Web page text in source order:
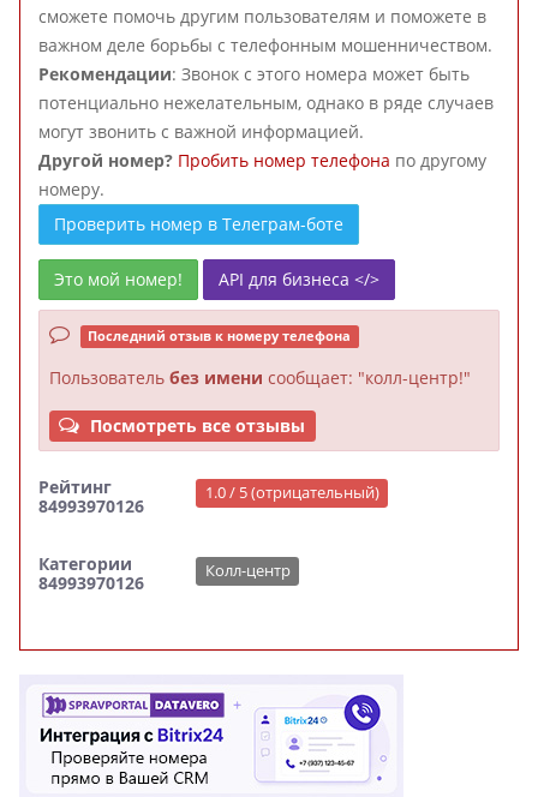
сможете помочь другим пользователям и поможете в
важном деле борьбы с телефонным мошенничеством.
Рекомендации: Звонок с этого номера может быть
потенциально нежелательным, однако в ряде случаев
могут звонить с важной информацией.
Другой номер? Пробить номер телефона по другому
номеру.
Проверить номер в Телеграм-боте
Это мой номер! API для бизнеса </>
Последний отзыв к номеру телефона
Пользователь без имени сообщает: "колл-центр!"
Посмотреть все отзывы
Рейтинг
84993970126
1.0 / 5 (отрицательный)
Категории
84993970126
Колл-центр